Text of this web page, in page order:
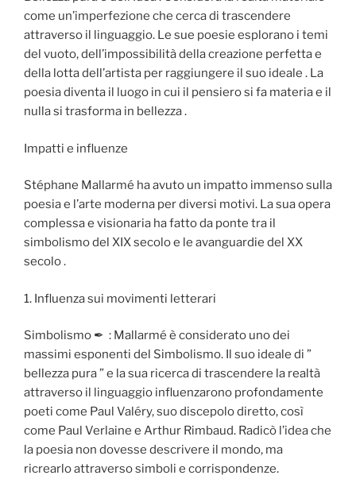
come un’imperfezione che cerca di trascendere
attraverso il linguaggio. Le sue poesie esplorano i temi
del vuoto, dell’impossibilità della creazione perfetta e
della lotta dell’artista per raggiungere il suo ideale . La
poesia diventa il luogo in cui il pensiero si fa materia e il
nulla si trasforma in bellezza .
Impatti e influenze
Stéphane Mallarmé ha avuto un impatto immenso sulla
poesia e l’arte moderna per diversi motivi. La sua opera
complessa e visionaria ha fatto da ponte tra il
simbolismo del XIX secolo e le avanguardie del XX
secolo .
1. Influenza sui movimenti letterari
Simbolismo ✒ ️ : Mallarmé è considerato uno dei
massimi esponenti del Simbolismo. Il suo ideale di ”
bellezza pura ” e la sua ricerca di trascendere la realtà
attraverso il linguaggio influenzarono profondamente
poeti come Paul Valéry, suo discepolo diretto, così
come Paul Verlaine e Arthur Rimbaud. Radicò l’idea che
la poesia non dovesse descrivere il mondo, ma
ricrearlo attraverso simboli e corrispondenze.